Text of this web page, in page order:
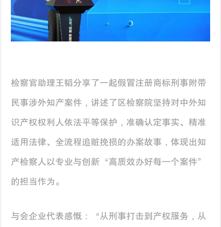
检察官助理王韬分享了一起假冒注册商标刑事附带
民事涉外知产案件，讲述了区检察院坚持对中外知
识产权权利人依法平等保护，准确认定事实、精准
适用法律、全流程追赃挽损的办案故事，体现出知
产检察人以专业与创新“高质效办好每一个案件”
的担当作为。
与会企业代表感慨：“从刑事打击到产权服务，从